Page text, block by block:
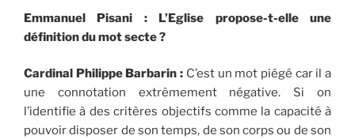
Emmanuel Pisani : L’Eglise propose-t-elle une
définition du mot secte ?
Cardinal Philippe Barbarin : C’est un mot piégé car il a
une connotation extrêmement négative. Si on
l’identifie à des critères objectifs comme la capacité à
pouvoir disposer de son temps, de son corps ou de son